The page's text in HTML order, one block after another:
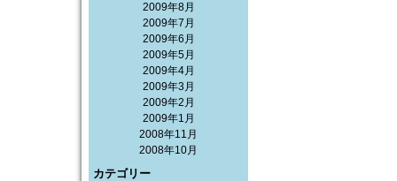
2009年8月
2009年7月
2009年6月
2009年5月
2009年4月
2009年3月
2009年2月
2009年1月
2008年11月
2008年10月
カテゴリー